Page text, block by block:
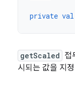
private val
getScaled 접
시되는 값을 지